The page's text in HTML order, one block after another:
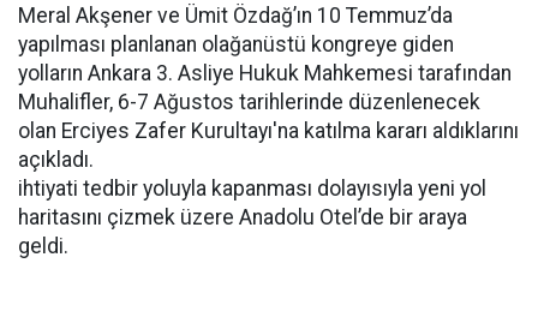
Meral Akşener ve Ümit Özdağ’ın 10 Temmuz’da
yapılması planlanan olağanüstü kongreye giden
yolların Ankara 3. Asliye Hukuk Mahkemesi tarafından
Muhalifler, 6-7 Ağustos tarihlerinde düzenlenecek
olan Erciyes Zafer Kurultayı'na katılma kararı aldıklarını
açıkladı.
ihtiyati tedbir yoluyla kapanması dolayısıyla yeni yol
haritasını çizmek üzere Anadolu Otel’de bir araya
geldi.